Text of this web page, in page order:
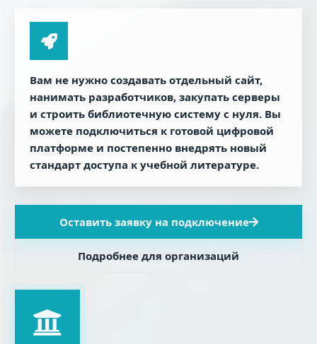
Вам не нужно создавать отдельный сайт,
нанимать разработчиков, закупать серверы
и строить библиотечную систему с нуля. Вы
можете подключиться к готовой цифровой
платформе и постепенно внедрять новый
стандарт доступа к учебной литературе.
Оставить заявку на подключение
Подробнее для организаций